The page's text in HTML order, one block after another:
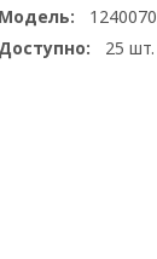
Модель:
1240070
Доступно:
25 шт.